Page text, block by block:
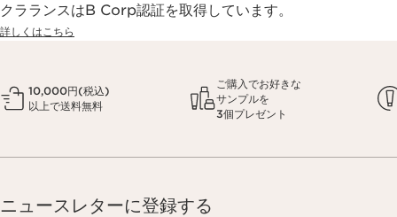
クラランスはB Corp認証を取得しています。
詳しくはこちら
10,000円(税込)
以上で送料無料
ご購入でお好きな
サンプルを
3個プレゼント
ニュースレターに登録する